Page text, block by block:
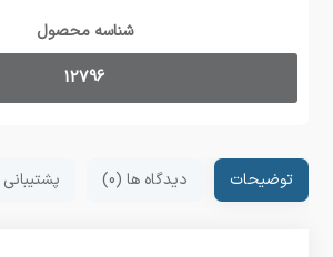
شناسه محصول
12796
توضیحات دیدگاه ها (0) پشتیبانی